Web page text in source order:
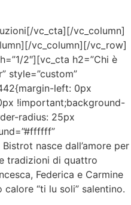
vc_cta][/vc_column]
vc_column][/vc_row]
2″][vc_cta h2=”Chi è
style=”custom”
left: 0px
!important;background-
radius: 25px
nasce dall’amore per
tradizioni di quattro
Federica e Carmine
“ti lu soli” salentino.